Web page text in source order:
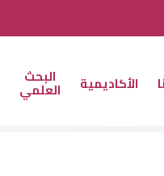
الأكاديمية البحث
العلمي